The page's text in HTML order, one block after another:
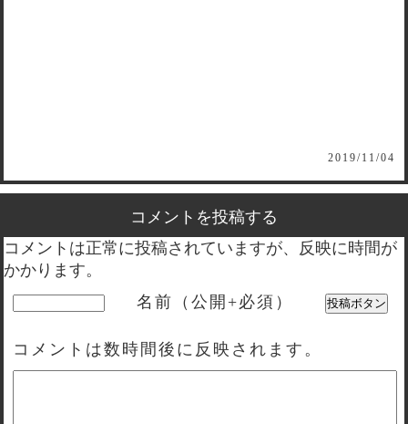
2019/11/04
コメントを投稿する
コメントは正常に投稿されていますが、反映に時間が
かかります。
名前（公開+必須）
コメントは数時間後に反映されます。